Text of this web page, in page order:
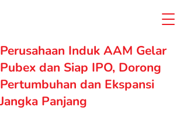
Perusahaan Induk AAM Gelar
Pubex dan Siap IPO, Dorong
Pertumbuhan dan Ekspansi
Jangka Panjang